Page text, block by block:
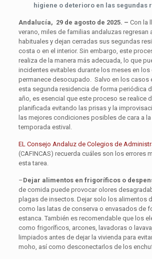
higiene o deterioro en las segundas
Andalucía, 29 de agosto de 2025. – Con la
verano, miles de familias andaluzas regresan
habituales y dejan cerradas sus segundas
costa o en el interior. Sin embargo, este
realiza de la manera más adecuada, lo que
incidentes evitables durante los meses en los
permanece desocupado. Salvo en los casos
esta segunda residencia de forma periódica
año, es esencial que este proceso se realice
planificada evitando las prisas y la
las mejores condiciones posibles de cara a
temporada estival.
EL Consejo Andaluz de Colegios de
(CAFINCAS) recuerda cuáles son los errores
esta tarea.
–Dejar alimentos en frigoríficos o
de comida puede provocar olores
plagas de insectos. Dejar solo los alimentos
como las latas de conserva o envasados de
estanca. También es recomendable que los
como frigoríficos, arcones, lavadoras o
limpiados antes de dejar la vivienda para
moho, así como desconectarlos de los